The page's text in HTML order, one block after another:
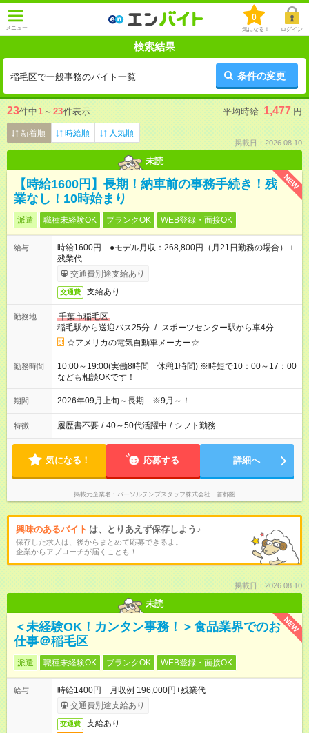
メニュー
0
気になる！ ログイン
検索結果
稲毛区で一般事務のバイト一覧 条件の変更
23件中1 ～ 23件表示 平均時給: 1,477 円
新着順 時給順 人気順
掲載日：2026.08.10
未読
NEW
【時給1600円】長期！納車前の事務手続き！残
業なし！10時始まり
派遣 職種未経験OK ブランクOK WEB登録・面接OK
給与
時給1600円 ●モデル月収：268,800円（月21日勤務の場合）＋
残業代
交通費別途支給あり
交通費 支給あり
勤務地
千葉市稲毛区
稲毛駅から送迎バス25分 / スポーツセンター駅から車4分
☆アメリカの電気自動車メーカー☆
勤務時間
10:00～19:00(実働8時間 休憩1時間) ※時短で10：00～17：00
なども相談OKです！
期間 2026年09月上旬～長期 ※9月～！
特徴 履歴書不要 / 40～50代活躍中 / シフト勤務
気になる！ 応募する 詳細へ
掲載元企業名 パーソルテンプスタッフ株式会社 首都圏
興味のあるバイト は、とりあえず保存しよう♪
保存した求人は、後からまとめて応募できるよ。
企業からアプローチが届くことも！
掲載日：2026.08.10
未読
NEW
＜未経験OK！カンタン事務！＞食品業界でのお
仕事＠稲毛区
派遣 職種未経験OK ブランクOK WEB登録・面接OK
給与
時給1400円 月収例 196,000円+残業代
交通費別途支給あり
交通費 支給あり